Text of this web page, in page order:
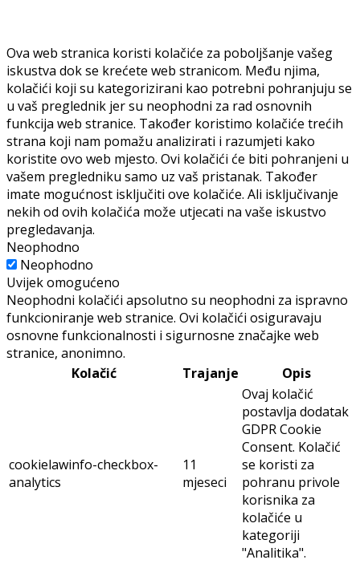
Ova web stranica koristi kolačiće za poboljšanje vašeg
iskustva dok se krećete web stranicom. Među njima,
kolačići koji su kategorizirani kao potrebni pohranjuju se
u vaš preglednik jer su neophodni za rad osnovnih
funkcija web stranice. Također koristimo kolačiće trećih
strana koji nam pomažu analizirati i razumjeti kako
koristite ovo web mjesto. Ovi kolačići će biti pohranjeni u
vašem pregledniku samo uz vaš pristanak. Također
imate mogućnost isključiti ove kolačiće. Ali isključivanje
nekih od ovih kolačića može utjecati na vaše iskustvo
pregledavanja.
Neophodno
Neophodno
Uvijek omogućeno
Neophodni kolačići apsolutno su neophodni za ispravno
funkcioniranje web stranice. Ovi kolačići osiguravaju
osnovne funkcionalnosti i sigurnosne značajke web
stranice, anonimno.
Kolačić
Trajanje Opis
cookielawinfo-checkbox-
analytics
11
mjeseci
Ovaj kolačić
postavlja dodatak
GDPR Cookie
Consent. Kolačić
se koristi za
pohranu privole
korisnika za
kolačiće u
kategoriji
"Analitika".